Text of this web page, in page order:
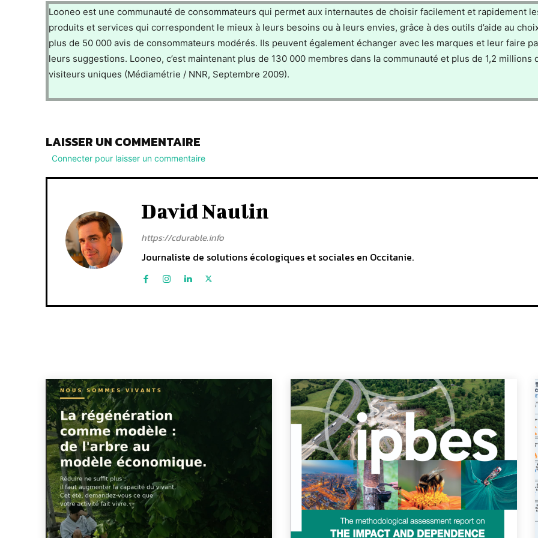
Looneo est une communauté de consommateurs qui permet aux internautes de choisir facilement et rapidement
produits et services qui correspondent le mieux à leurs besoins ou à leurs envies, grâce à des outils d’aide au
plus de 50 000 avis de consommateurs modérés. Ils peuvent également échanger avec les marques et leur faire
leurs suggestions. Looneo, c’est maintenant plus de 130 000 membres dans la communauté et plus de 1,2 millions
visiteurs uniques (Médiamétrie / NNR, Septembre 2009).
LAISSER UN COMMENTAIRE
Connecter pour laisser un commentaire
David Naulin
https://cdurable.info
Journaliste de solutions écologiques et sociales en Occitanie.